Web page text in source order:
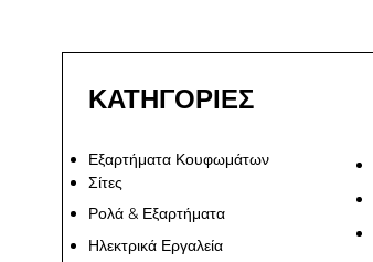
ΚΑΤΗΓΟΡΙΕΣ
Εξαρτήματα Κουφωμάτων
Σίτες
Ρολά & Εξαρτήματα
Ηλεκτρικά Εργαλεία